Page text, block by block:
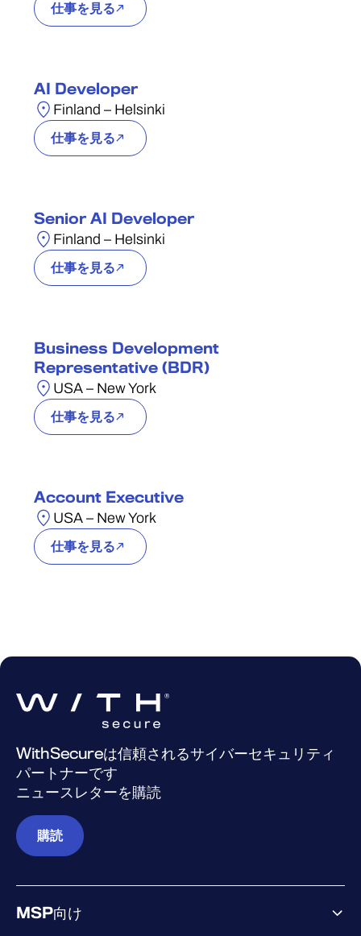
仕事を見る
AI Developer
Finland – Helsinki
仕事を見る
Senior AI Developer
Finland – Helsinki
仕事を見る
Business Development
Representative (BDR)
USA – New York
仕事を見る
Account Executive
USA – New York
仕事を見る
WithSecureは信頼されるサイバーセキュリティ
パートナーです
ニュースレターを購読
購読
MSP向け